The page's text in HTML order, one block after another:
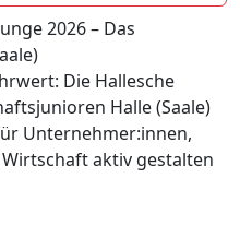
2026 – Das
Die Hallesche
Halle (Saale)
Unternehmer:innen,
aktiv gestalten